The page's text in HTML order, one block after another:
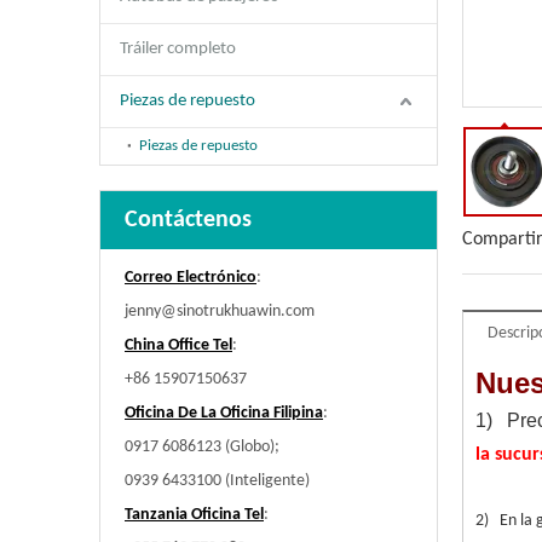
Tráiler completo
Piezas de repuesto
Piezas de repuesto
Contáctenos
Correo Electrónico:
jenny@sinotrukhuawin.com
China Office Tel:
+86 15907150637
Oficina De La Oficina Filipina:
0917 6086123 (Globo);
0939 6433100 (Inteligente)
Tanzania Oficina Tel:
1)
la
2) En la